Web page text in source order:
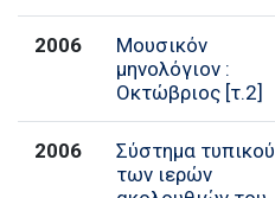
2006
Μουσικόν
μηνολόγιον :
Οκτώβριος [τ.2]
2006
Σύστημα τυπικού
των ιερών